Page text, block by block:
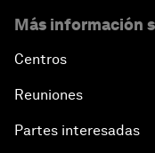
Más información
Centros
Reuniones
Partes interesadas